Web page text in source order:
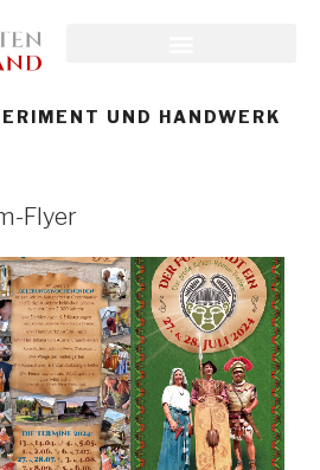
UND HANDWERK
Flyer